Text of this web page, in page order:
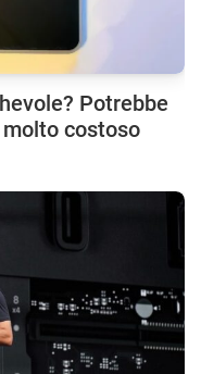
Potrebbe
costoso